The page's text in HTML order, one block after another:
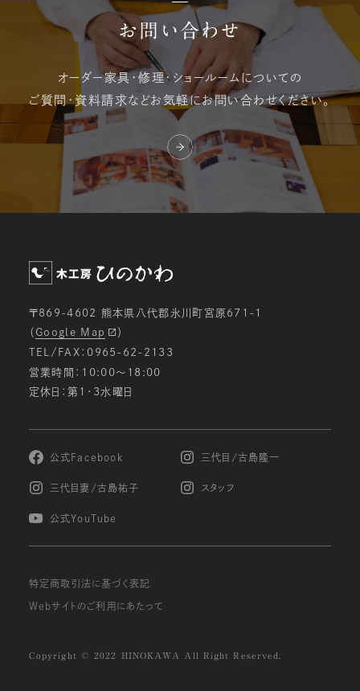
お問い合わせ
オーダー家具・修理・ ショールームについての
ご質問・資料請求などお気軽にお問い合わせください。
〒869-4602 熊本県八代郡氷川町宮原671-1
（ Google Map
）
TEL/FAX：0965-62-2133
営業時間：10:00〜18:00
定休日：第1・3水曜日
公式Facebook 三代目/古島隆一
三代目妻/古島祐子 スタッフ
公式YouTube
特定商取引法に基づく表記
Webサイトのご利用にあたって
Copyright © 2022 HINOKAWA All Right Reserved.